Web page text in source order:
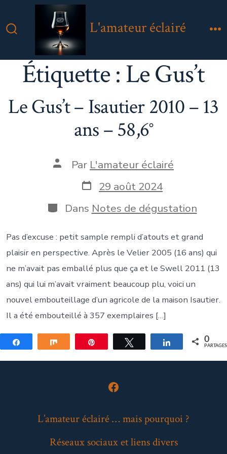
au
Bascule
Rechercher
L'amateur éclairé
Étiquette :Le Gus’t
Le Gus’t – Isautier 2010 – 13
ans – 58,6°
Auteur
publication
Par L'amateur éclairé
Date
de
publication
29 août 2024
Catégories
Dans Notes de dégustation
Pas d’excuse : petit sample rempli d’atouts et grand
plaisir en perspective. Après le Velier 2005 (16 ans) qui
ne m’avait pas emballé plus que ça et le Swell 2011 (13
ans) qui lui m’avait vraiment beaucoup plu, voici un
nouvel embouteillage d’un agricole de la maison Isautier.
Il a été embouteillé à 357 exemplaires […]
Partagez Partagez Tweetez Partagez 0
PARTAGES
Open
in
a
L’amateur éclairé … mais pourquoi ?
Réseaux sociaux et liens divers